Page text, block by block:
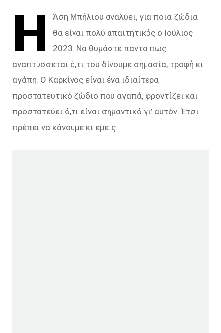
Η
Άση Μπήλιου αναλύει, για ποια ζώδια
θα είναι πολύ απαιτητικός ο Ιούλιος
2023. Να θυμάστε πάντα πως
αναπτύσσεται ό,τι του δίνουμε σημασία, τροφή κι
αγάπη. Ο Καρκίνος είναι ένα ιδιαίτερα
προστατευτικό ζώδιο που αγαπά, φροντίζει και
προστατεύει ό,τι είναι σημαντικό γι’ αυτόν. Έτσι
πρέπει να κάνουμε κι εμείς.